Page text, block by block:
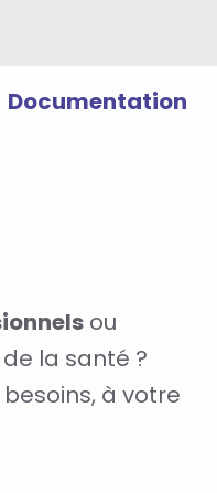
Documentation
ou
la santé ?
à votre